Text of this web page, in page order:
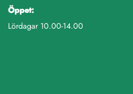
Öppet:
Lördagar 10.00-14.00